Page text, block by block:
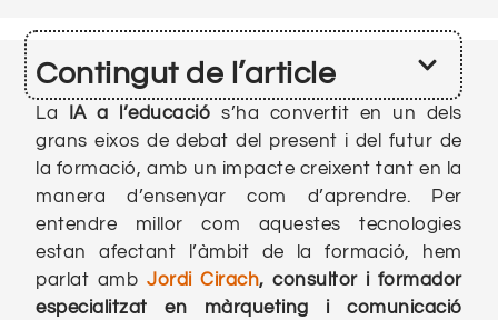
Contingut de l’article
La IA a l’educació s’ha convertit en un dels
grans eixos de debat del present i del futur de
la formació, amb un impacte creixent tant en la
manera d’ensenyar com d’aprendre. Per
entendre millor com aquestes tecnologies
estan afectant l’àmbit de la formació, hem
parlat ambJordi Cirach, consultor i formador
especialitzat en màrqueting i comunicació